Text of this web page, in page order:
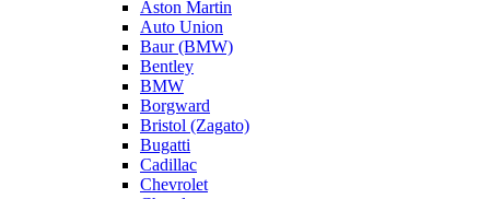
Aston Martin
Auto Union
Baur (BMW)
Bentley
BMW
Borgward
Bristol (Zagato)
Bugatti
Cadillac
Chevrolet